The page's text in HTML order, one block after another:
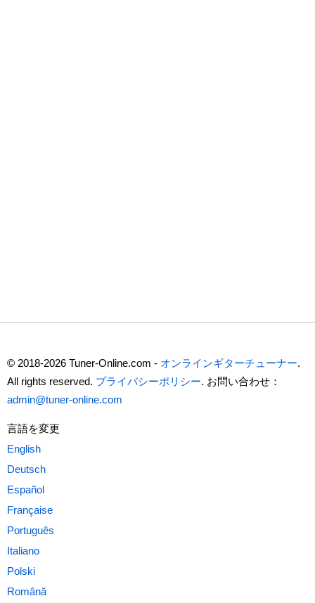
© 2018-2026 Tuner-Online.com - オンラインギターチューナー.
All rights reserved. プライバシーポリシー. お問い合わせ：
admin@tuner-online.com
言語を変更